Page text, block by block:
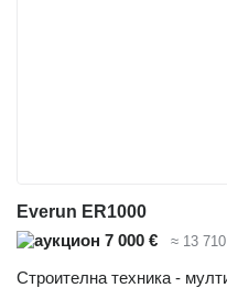
Everun ER1000
7 000 €
≈ 13 710
Строителна техника -